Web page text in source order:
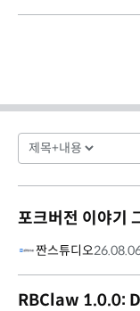
포크버전 이야기
짠스튜디오
RBClaw 1.0.0: